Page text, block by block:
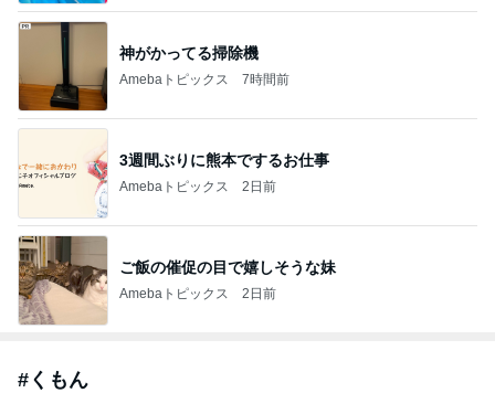
神がかってる掃除機
Amebaトピックス 7時間前
3週間ぶりに熊本でするお仕事
Amebaトピックス 2日前
ご飯の催促の目で嬉しそうな妹
Amebaトピックス 2日前
# くもん